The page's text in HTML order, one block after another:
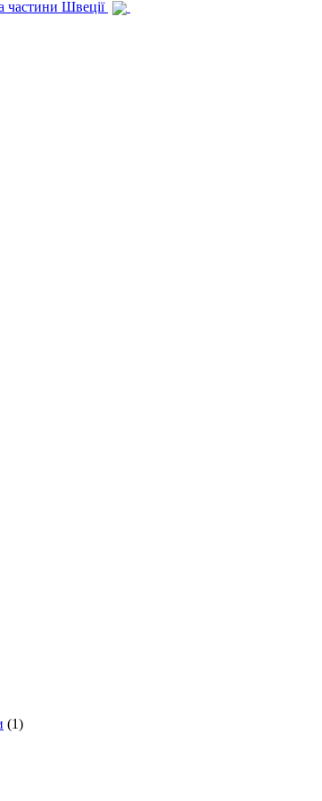
частини Швеції
(1)